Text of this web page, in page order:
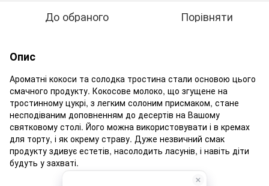
До обраного Порівняти
Опис
Ароматні кокоси та солодка тростина стали основою цього
смачного продукту. Кокосове молоко, що згущене на
тростинному цукрі, з легким солоним присмаком, стане
несподіваним доповненням до десертів на Вашому
святковому столі. Його можна використовувати і в кремах
для торту, і як окрему страву. Дуже незвичний смак
продукту здивує естетів, насолодить ласунів, і навіть діти
будуть у захваті.